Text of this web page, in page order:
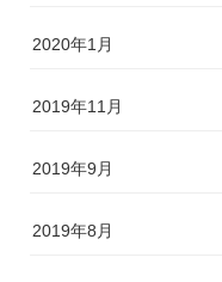
2020年1月
2019年11月
2019年9月
2019年8月